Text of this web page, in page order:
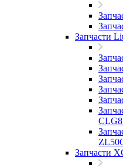
Запчасти
Запчасти